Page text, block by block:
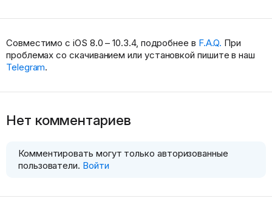
Совместимо с iOS 8.0 – 10.3.4, подробнее в F.A.Q. При
проблемах со скачиванием или установкой пишите в наш
Telegram.
Нет комментариев
Комментировать могут только авторизованные
пользователи. Войти